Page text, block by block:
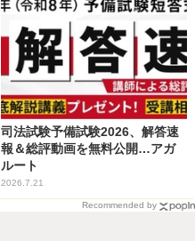
司法試験予備試験2026、解答速
報＆総評動画を無料公開…アガ
ルート
2026.7.21
Recommended by